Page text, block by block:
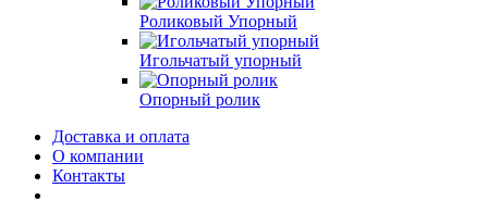
Роликовый Упорный
Игольчатый упорный
Опорный ролик
Доставка и оплата
О компании
Контакты